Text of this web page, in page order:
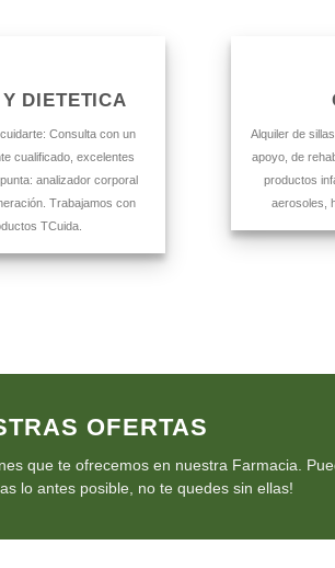
DIETETICA
Consulta con un
cualificado, excelentes
analizador corporal
Trabajamos con
TCuida.
Alquiler de
apoyo, de
productos
aerosoles,
OFERTAS
que te ofrecemos en nuestra Farmacia.
lo antes posible, no te quedes sin ellas!